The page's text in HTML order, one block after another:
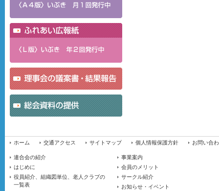
ホーム 交通アクセス サイトマップ 個人情報保護方針 お問い合
連合会の紹介
はじめに
役員紹介、組織図単位、老人クラブの
一覧表
事業案内
会員のメリット
サークル紹介
お知らせ・イベント